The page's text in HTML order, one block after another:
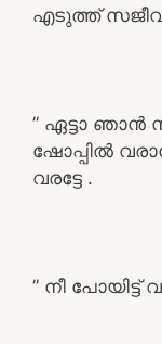
എടുത്ത്
” ഏട്ടാ ഞാൻ
ഷോപ്പിൽ
വരട്ടേ .
” നീ പോയിട്ട്